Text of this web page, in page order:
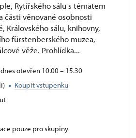
Rytířského sálu s tématem
části věnované osobnosti
Královského sálu, knihovny,
fürstenberského muzea,
věže. Prohlídka...
otevřen 10.00 – 15.30
Koupit vstupenku
pouze pro skupiny